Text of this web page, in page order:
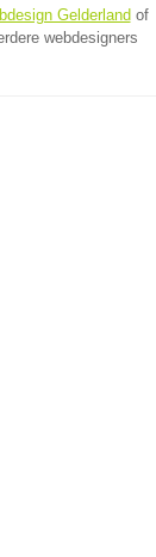
Gelderland of
webdesigners